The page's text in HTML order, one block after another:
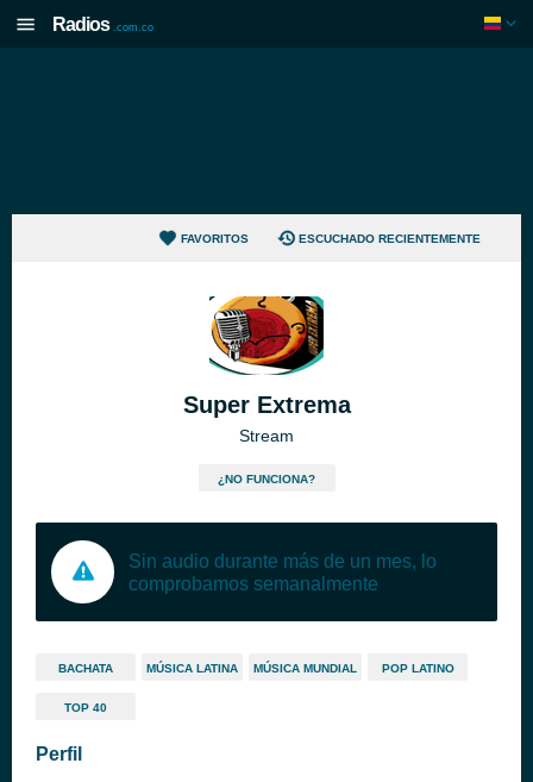
Radios .com.co
FAVORITOS ESCUCHADO RECIENTEMENTE
Super Extrema
Stream
¿NO FUNCIONA?
Sin audio durante más de un mes, lo
comprobamos semanalmente
BACHATA MÚSICA LATINA MÚSICA MUNDIAL POP LATINO
TOP 40
Perfil